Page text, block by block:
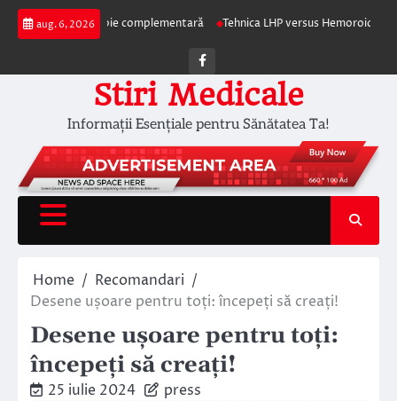
Skip
aug. 6, 2026
ca terapie complementară Tehnica LHP versus Hemoroidectomia
Facebook
Stiri Medicale
Informații Esențiale pentru Sănătatea Ta!
Home
Recomandari
Desene ușoare pentru toți: începeți să creați!
Desene ușoare pentru toți:
începeți să creați!
25 iulie 2024 press